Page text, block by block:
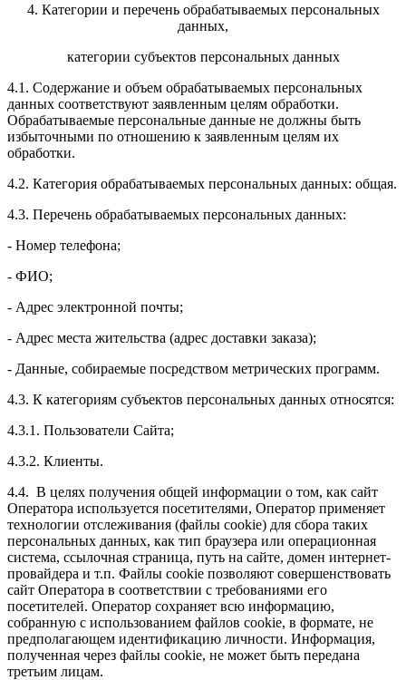
4. Категории и перечень обрабатываемых персональных
данных,
категории субъектов персональных данных
4.1. Содержание и объем обрабатываемых персональных
данных соответствуют заявленным целям обработки.
Обрабатываемые персональные данные не должны быть
избыточными по отношению к заявленным целям их
обработки.
4.2. Категория обрабатываемых персональных данных: общая.
4.3. Перечень обрабатываемых персональных данных:
- Номер телефона;
- ФИО;
- Адрес электронной почты;
- Адрес места жительства (адрес доставки заказа);
- Данные, собираемые посредством метрических программ.
4.3. К категориям субъектов персональных данных относятся:
4.3.1. Пользователи Сайта;
4.3.2. Клиенты.
4.4. В целях получения общей информации о том, как сайт
Оператора используется посетителями, Оператор применяет
технологии отслеживания (файлы cookie) для сбора таких
персональных данных, как тип браузера или операционная
система, ссылочная страница, путь на сайте, домен интернет-
провайдера и т.п. Файлы cookie позволяют совершенствовать
сайт Оператора в соответствии с требованиями его
посетителей. Оператор сохраняет всю информацию,
собранную с использованием файлов cookie, в формате, не
предполагающем идентификацию личности. Информация,
полученная через файлы cookie, не может быть передана
третьим лицам.